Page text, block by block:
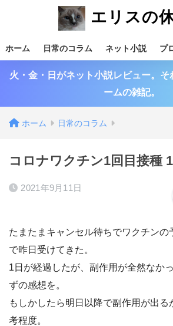
エリスの
ホーム 日常のコラム ネット小説 プ
火・金・日がネット小説レビュー。
ームの雑記。
ホーム 日常のコラム
コロナワクチン1回目接種 1
2021年9月11日
たまたまキャンセル待ちでワクチンの
で昨日受けてきた。
1日が経過したが、副作用が全然なか
ずの感想を。
もしかしたら明日以降で副作用が出る
考程度。